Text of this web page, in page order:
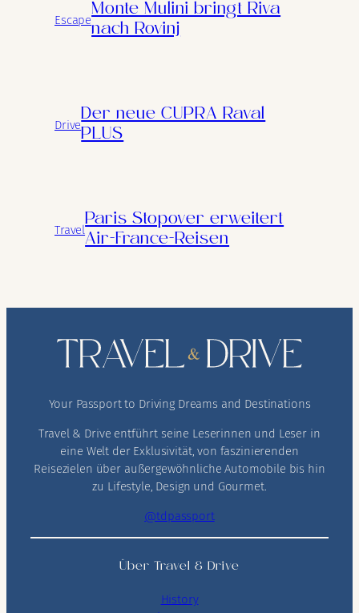
Escape
Monte Mulini bringt Riva
nach Rovinj
Drive
Der neue CUPRA Raval
PLUS
Travel
Paris Stopover erweitert
Air-France-Reisen
Your Passport to Driving Dreams and Destinations
Travel & Drive entführt seine Leserinnen und Leser in
eine Welt der Exklusivität, von faszinierenden
Reisezielen über außergewöhnliche Automobile bis hin
zu Lifestyle, Design und Gourmet.
@tdpassport
Über Travel & Drive
History